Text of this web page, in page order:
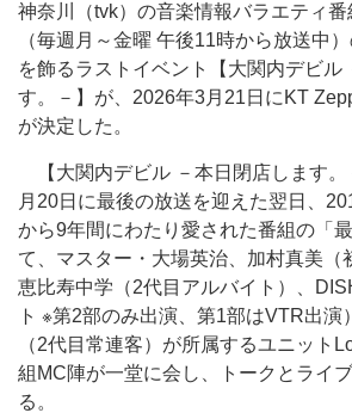
神奈川（tvk）の音楽情報バラエティ番
（毎週月～金曜 午後11時から放送中
を飾るラストイベント【大関内デビル
す。－】が、2026年3月21日にKT
が決定した。
【大関内デビル －本日閉店します。
月20日に最後の放送を迎えた翌日、
から9年間にわたり愛された番組の「
て、マスター・大場英治、加村真美（
恵比寿中学（2代目アルバイト）、
ト ※第2部のみ出演、第1部はVTR出演
（2代目常連客）が所属するユニット
組MC陣が一堂に会し、トークとライ
る。